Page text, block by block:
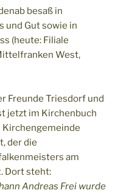
besaß in
und Gut sowie in
(heute: Filiale
West,
Freunde Triesdorf und
jetzt im Kirchenbuch
der die
am
Dort steht:
Andreas Frei wurde